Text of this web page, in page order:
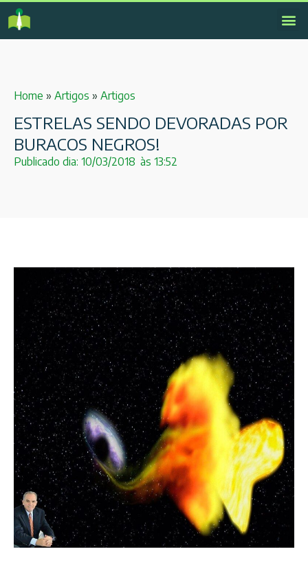
Home » Artigos » Artigos
ESTRELAS SENDO DEVORADAS POR
BURACOS NEGROS!
Publicado dia: 10/03/2018 às 13:52